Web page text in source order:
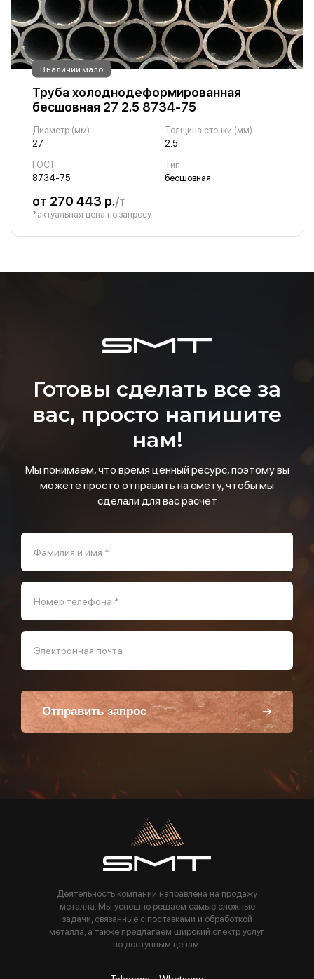
В наличии мало
Труба холоднодеформированная
бесшовная 27 2.5 8734-75
Диаметр (мм)
27
Толщина стенки (мм)
2.5
ГОСТ
8734-75
Тип
бесшовная
от 270 443 р./т
*актуальная цена по запросу
Готовы сделать все за
вас, просто напишите
нам!
Мы понимаем, что время ценный ресурс, поэтому вы
можете просто отправить на смету, чтобы мы
сделали для вас расчет
Фамилия и имя *
Номер телефона *
Электронная почта
Отправить запрос
Пользуясь данной формой вы соглашаетесь с политикой компании
Деятельность компании направлена на продажу
металла. Мы успешно решаем самые сложные
задачи, связанные с поставками и обработкой
металла, а также предлагаем широкий спектр услуг
по доступным ценам.